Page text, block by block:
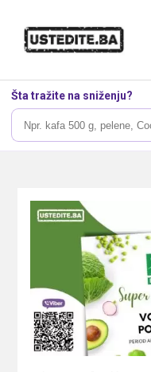
Šta tražite na sniženju?